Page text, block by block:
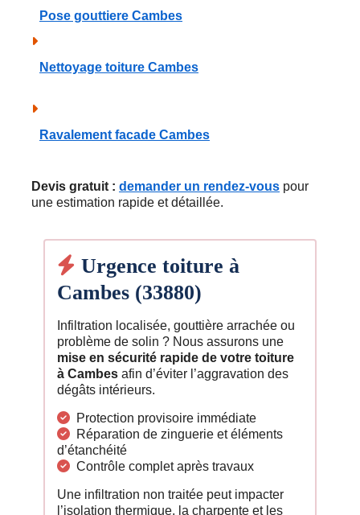
Pose gouttiere Cambes
Nettoyage toiture Cambes
Ravalement facade Cambes
Devis gratuit : demander un rendez-vous pour
une estimation rapide et détaillée.
Urgence toiture à
Cambes (33880)
Infiltration localisée, gouttière arrachée ou
problème de solin ? Nous assurons une
mise en sécurité rapide de votre toiture
à Cambes afin d’éviter l’aggravation des
dégâts intérieurs.
Protection provisoire immédiate
Réparation de zinguerie et éléments
d’étanchéité
Contrôle complet après travaux
Une infiltration non traitée peut impacter
l’isolation thermique, la charpente et les